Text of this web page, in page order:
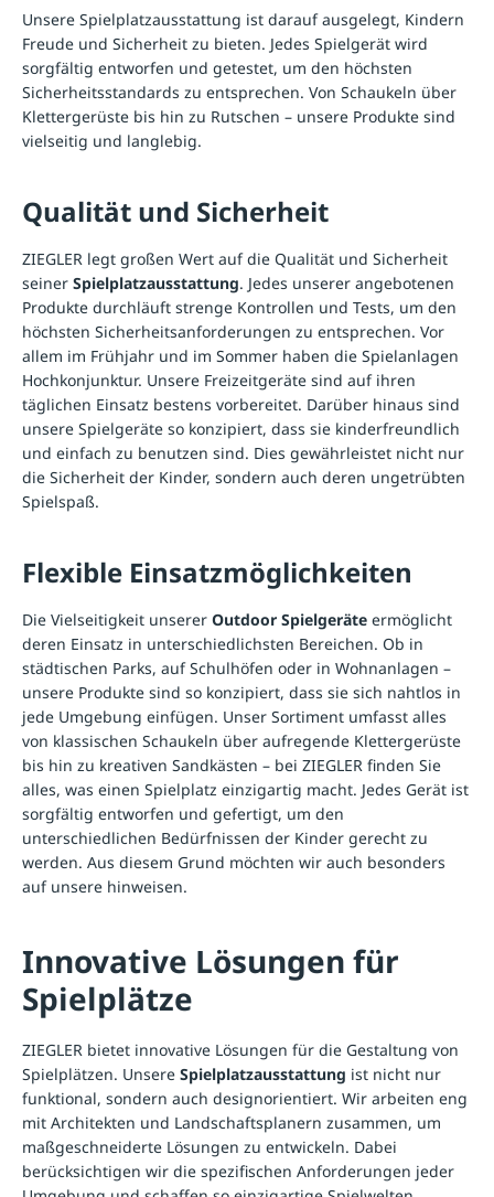
Unsere Spielplatzausstattung ist darauf ausgelegt, Kindern
Freude und Sicherheit zu bieten. Jedes Spielgerät wird
sorgfältig entworfen und getestet, um den höchsten
Sicherheitsstandards zu entsprechen. Von Schaukeln über
Klettergerüste bis hin zu Rutschen – unsere Produkte sind
vielseitig und langlebig.
Qualität und Sicherheit
ZIEGLER legt großen Wert auf die Qualität und Sicherheit
seiner Spielplatzausstattung. Jedes unserer angebotenen
Produkte durchläuft strenge Kontrollen und Tests, um den
höchsten Sicherheitsanforderungen zu entsprechen. Vor
allem im Frühjahr und im Sommer haben die Spielanlagen
Hochkonjunktur. Unsere Freizeitgeräte sind auf ihren
täglichen Einsatz bestens vorbereitet. Darüber hinaus sind
unsere Spielgeräte so konzipiert, dass sie kinderfreundlich
und einfach zu benutzen sind. Dies gewährleistet nicht nur
die Sicherheit der Kinder, sondern auch deren ungetrübten
Spielspaß.
Flexible Einsatzmöglichkeiten
Die Vielseitigkeit unserer Outdoor Spielgeräte ermöglicht
deren Einsatz in unterschiedlichsten Bereichen. Ob in
städtischen Parks, auf Schulhöfen oder in Wohnanlagen –
unsere Produkte sind so konzipiert, dass sie sich nahtlos in
jede Umgebung einfügen. Unser Sortiment umfasst alles
von klassischen Schaukeln über aufregende Klettergerüste
bis hin zu kreativen Sandkästen – bei ZIEGLER finden Sie
alles, was einen Spielplatz einzigartig macht. Jedes Gerät ist
sorgfältig entworfen und gefertigt, um den
unterschiedlichen Bedürfnissen der Kinder gerecht zu
werden. Aus diesem Grund möchten wir auch besonders
auf unsere hinweisen.
Innovative Lösungen für
Spielplätze
ZIEGLER bietet innovative Lösungen für die Gestaltung von
Spielplätzen. Unsere Spielplatzausstattung ist nicht nur
funktional, sondern auch designorientiert. Wir arbeiten eng
mit Architekten und Landschaftsplanern zusammen, um
maßgeschneiderte Lösungen zu entwickeln. Dabei
berücksichtigen wir die spezifischen Anforderungen jeder